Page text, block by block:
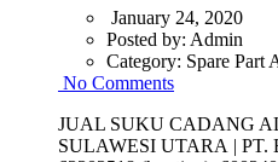
January 24, 2020
Posted by: Admin
Category: Spare Part
No Comments
JUAL SUKU CADANG
SULAWESI UTARA | PT.